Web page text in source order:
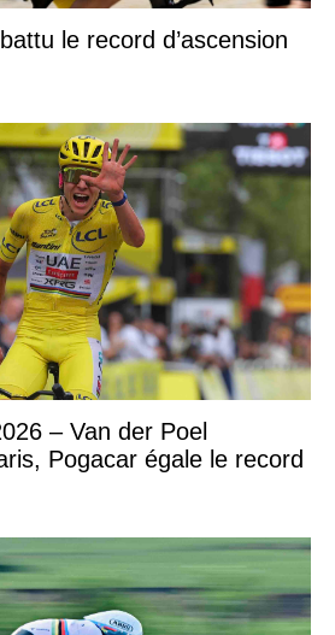
le record d’ascension
– Van der Poel
Pogacar égale le record